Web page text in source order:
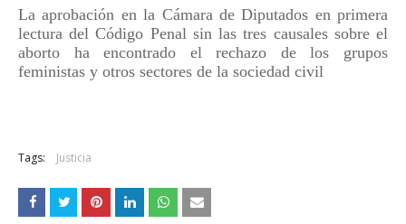
La aprobación en la Cámara de Diputados en primera
lectura del Código Penal sin las tres causales sobre el
aborto ha encontrado el rechazo de los grupos
feministas y otros sectores de la sociedad civil
Tags: Justicia